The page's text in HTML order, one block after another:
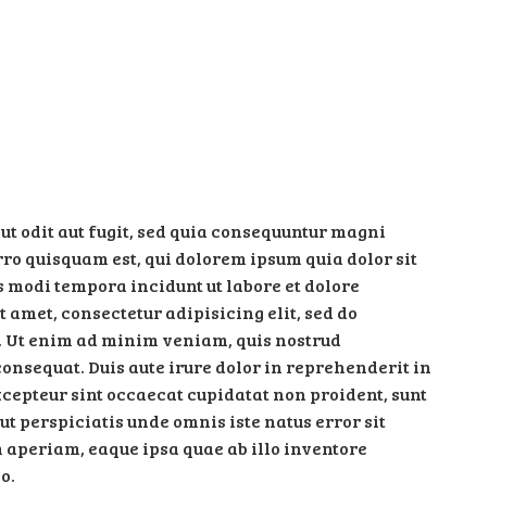
odit aut fugit, sed quia consequuntur magni
quisquam est, qui dolorem ipsum quia dolor sit
tempora incidunt ut labore et dolore
consectetur adipisicing elit, sed do
enim ad minim veniam, quis nostrud
Duis aute irure dolor in reprehenderit in
sint occaecat cupidatat non proident, sunt
perspiciatis unde omnis iste natus error sit
eaque ipsa quae ab illo inventore